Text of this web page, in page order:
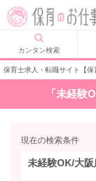
カンタン検索
保育士求人・転職サイト【保
「未経験
現在の検索条件
未経験OK/大